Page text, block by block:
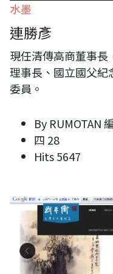
水墨
連勝彥
現任清傳高商董事
理事長、國立國父紀
委員。
By RUMOTAN
四 28
Hits5647